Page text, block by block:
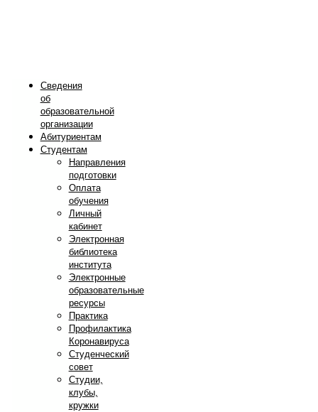
Сведения
об
образовательной
организации
Абитуриентам
Студентам
Направления
подготовки
Оплата
обучения
Личный
кабинет
Электронная
библиотека
института
Электронные
образовательные
ресурсы
Практика
Профилактика
Коронавируса
Студенческий
совет
Студии,
клубы,
кружки